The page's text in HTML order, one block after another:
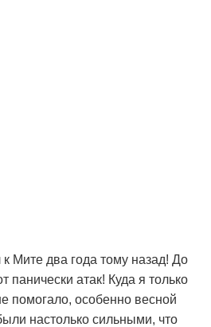
она полностью рассосалась.
не понимаю. То чего
за полтора года, смог
небольшой срок. Врач в
мне просто повезло и я на
А ещё говорят, что
Мите два года тому назад! До
панически атак! Куда я только
помогало, особенно весной
настолько сильными, что